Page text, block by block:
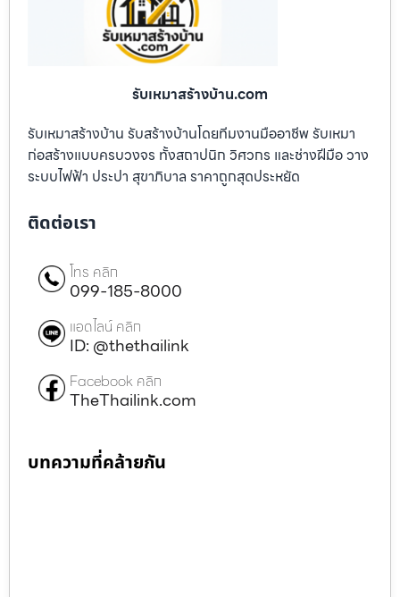
รับเหมาสร้างบ้าน.com
รับเหมาสร้างบ้าน รับสร้างบ้านโดยทีมงานมืออาชีพ รับเหมา
ก่อสร้างแบบครบวงจร ทั้งสถาปนิก วิศวกร และช่างฝีมือ วาง
ระบบไฟฟ้า ประปา สุขาภิบาล ราคาถูกสุดประหยัด
ติดต่อเรา
โทร คลิก
099-185-8000
แอดไลน์ คลิก
ID: @thethailink
Facebook คลิก
TheThailink.com
บทความที่คล้ายกัน